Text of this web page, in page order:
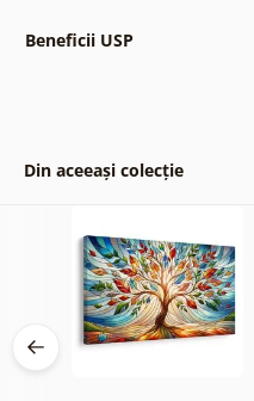
Beneficii USP
Din aceeași colecție